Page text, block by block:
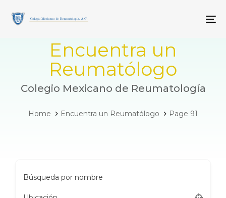
links
primary
Encuentra un
Reumatólogo
Colegio Mexicano de Reumatología
Home Encuentra un Reumatólogo Page 91
Búsqueda por nombre